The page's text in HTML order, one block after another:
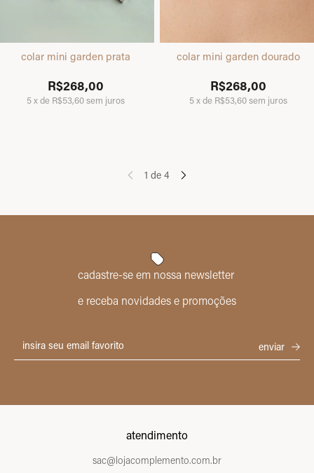
colar mini garden prata
R$268,00
5xde R$53,60sem juros
colar mini garden dourado
R$268,00
5xde R$53,60sem juros
1 de 4
cadastre-se em nossa newsletter
e receba novidades e promoções
atendimento
sac@lojacomplemento.com.br